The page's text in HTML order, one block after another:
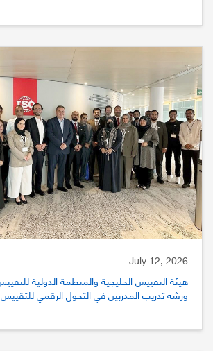
July 12, 2026
ورشة تدريب المدربين في التحول الرقمي للتقييس